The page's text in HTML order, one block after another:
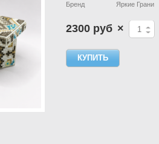
Бренд
Яркие Грани
2300 руб ×